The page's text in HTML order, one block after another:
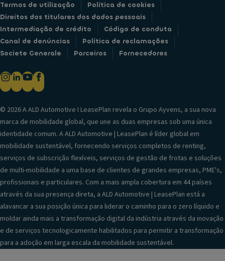
Termos de utilização
Política de cookies
Direitos dos titulares dos dados pessoais
Intermediação de crédito
Código de conduta
Canal de denúncias
Política de reclamações
Societe Generale
Parceiros Fornecedores
© 2026 A ALD Automotive I LeasePlan revela o Grupo Ayvens, a sua nova
marca de mobilidade global, que une as duas empresas sob uma única
identidade comum. A ALD Automotive | LeasePlan é líder global em
mobilidade sustentável, fornecendo serviços completos de renting,
serviços de subscrição flexíveis, serviços de gestão de frotas e soluções
de multi-mobilidade a uma base de clientes de grandes empresas, PME's,
profissionais e particulares. Com a mais ampla cobertura em 44 países
através da sua presença direta, a ALD Automotive | LeasePlan está a
alavancar a sua posição única para liderar o caminho para o zero líquido e
moldar ainda mais a transformação digital da indústria através da inovação
e de serviços tecnologicamente habilitados para permitir a transformação
para a adoção em larga escala da mobilidade sustentável.